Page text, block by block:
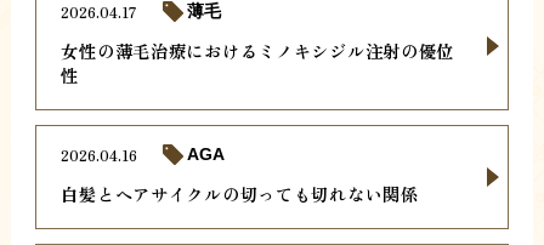
女性の薄毛治療におけるミノキシジル注射の優位
性
2026.04.17 薄毛
白髪とヘアサイクルの切っても切れない関係
2026.04.16 AGA